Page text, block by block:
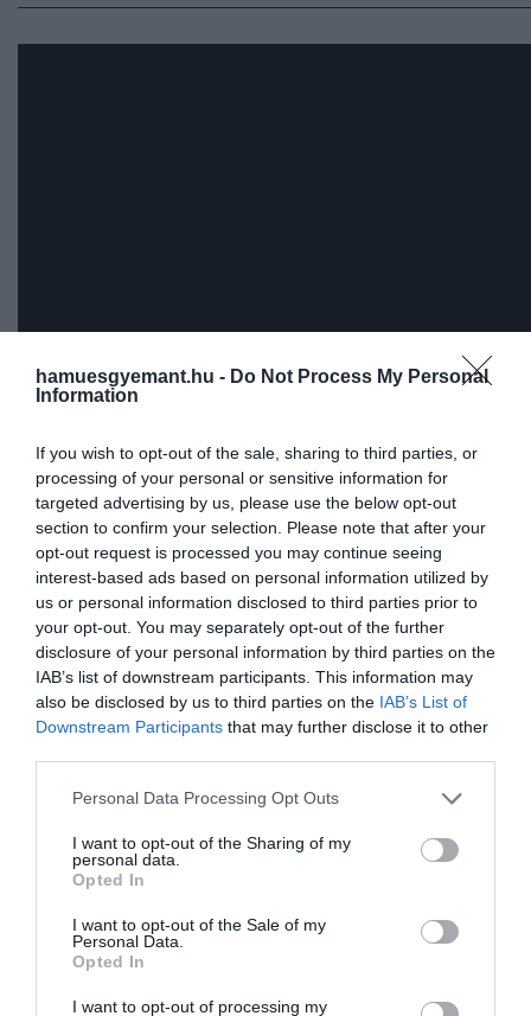
hamuesgyemant.hu - Do Not Process My Personal
Information
If you wish to opt-out of the sale, sharing to third parties, or
processing of your personal or sensitive information for
targeted advertising by us, please use the below opt-out
section to confirm your selection. Please note that after your
opt-out request is processed you may continue seeing
interest-based ads based on personal information utilized by
us or personal information disclosed to third parties prior to
your opt-out. You may separately opt-out of the further
disclosure of your personal information by third parties on the
IAB’s list of downstream participants. This information may
also be disclosed by us to third parties on the IAB’s List of
Downstream Participants that may further disclose it to other
Please note that this website/app uses one or more Google
not limited to your visit or usage behaviour. You may click to
grant or deny consent to Google and its third-party tags to
use your data for below specified purposes in below Google
consent section.
Personal Data Processing Opt Outs
I want to opt-out of the Sharing of my
personal data.
Opted In
I want to opt-out of the Sale of my
Personal Data.
Opted In
I want to opt-out of processing my
Ez arra utalhat, hogy valami
olyan történt a Mount
Everesttel, amire egészen
mostanáig kerestük a választ
– idézi a portálAdam Smith-t, a University College
London Földtudományi Tanszékének kutatóját. A férfi
szerinta hegycsúcs évente 2 milliméterrel
ami több annál mint amit a tudományos számítások
meghúzódó folyók lehetnek az okai.
tanulmány szerint a tudósok arra jutottak, hogy
nagyjából 89 000 évvel ezelőtt az Everesttől északra